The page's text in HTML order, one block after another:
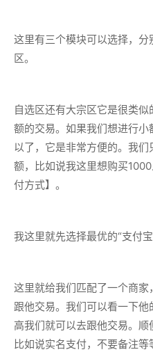
这里有三个模块可以选择，
区。
自选区还有大宗区它是很类
额的交易。如果我们想进行
以了，它是非常方便的。我
额，比如说我这里想购买
付方式】。
我这里就先选择最优的“支付
这里就给我们匹配了一个商
跟他交易。我们可以看一下
高我们就可以去跟他交易。顺
比如说实名支付，不要备注